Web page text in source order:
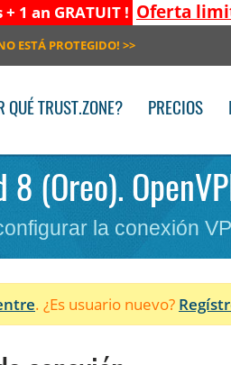
1 an GRATUIT ! Oferta
ESTÁ PROTEGIDO! >>
QUÉ TRUST.ZONE? PRECIOS
8 (Oreo).
la conexión
. ¿Es usuario nuevo?